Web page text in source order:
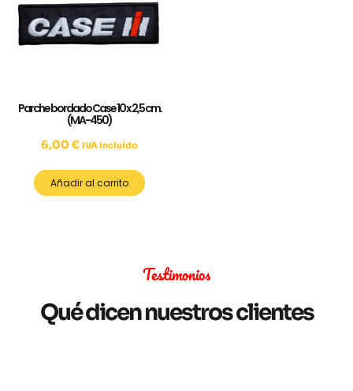
Parche bordado Case 10 x 2,5 cm.
(MA-450)
6,00 € IVA incluído
Añadir al carrito
Testimonios
Qué dicen nuestros clientes